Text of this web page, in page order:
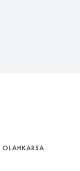
OLAHKARSA